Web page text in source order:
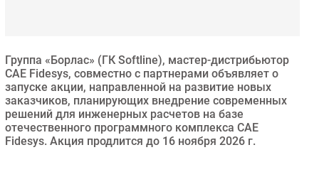
CIO/Управление ИТ
Гаджеты
Здоровье
РАЗДЕЛЫ
Группа «Борлас» (ГК Softline), мастер-дистрибьютор
CAE Fidesys, совместно с партнерами объявляет о
запуске акции, направленной на развитие новых
заказчиков, планирующих внедрение современных
решений для инженерных расчетов на базе
отечественного программного комплекса CAE
Fidesys. Акция продлится до 16 ноября 2026 г.